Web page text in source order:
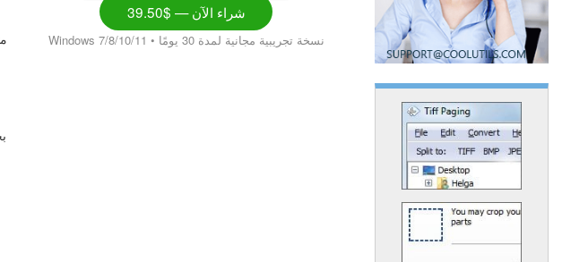
شراء الآن — $39.50
Windows 7/8/10/11 • نسخة تجريبية مجانية لمدة 30 يومًا